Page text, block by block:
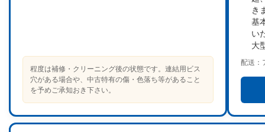
程度は補修・クリーニング後の状態です。連結用ビス
穴がある場合や、中古特有の傷・色落ち等があること
を予めご承知おき下さい。
き
基
い
大
配送：